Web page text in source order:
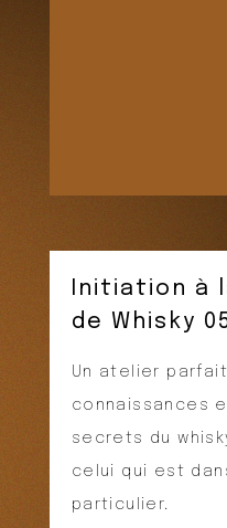
Initiation à
de Whisky
Un atelier
connaissances
secrets du
celui qui est
particulier.